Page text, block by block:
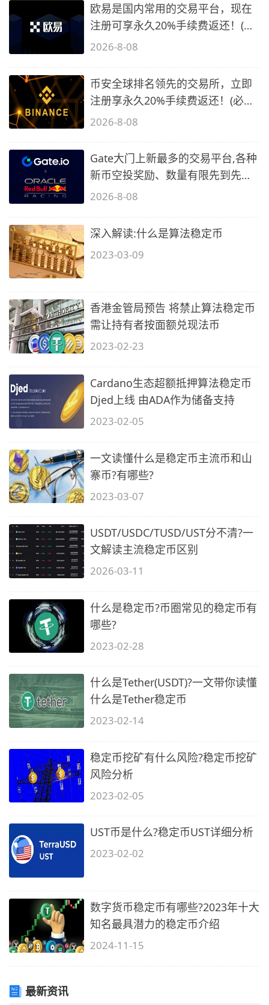
欧易是国内常用的交易平台，现在
注册可享永久20%手续费返还！(必
备1)
2026-8-08
币安全球排名领先的交易所，立即
注册享永久20%手续费返还！(必备
2)
2026-8-08
Gate大门上新最多的交易平台,各种
新币空投奖励、数量有限先到先
得…
2026-8-08
深入解读:什么是算法稳定币
2023-03-09
香港金管局预告 将禁止算法稳定币
需让持有者按面额兑现法币
2023-02-23
Cardano生态超额抵押算法稳定币
Djed上线 由ADA作为储备支持
2023-02-05
一文读懂什么是稳定币主流币和山
寨币?有哪些?
2023-03-07
USDT/USDC/TUSD/UST分不清?一
文解读主流稳定币区别
2026-03-11
什么是稳定币?币圈常见的稳定币有
哪些?
2023-02-28
什么是Tether(USDT)?一文带你读懂
什么是Tether稳定币
2023-02-14
稳定币挖矿有什么风险?稳定币挖矿
风险分析
2023-02-05
UST币是什么?稳定币UST详细分析
2023-02-02
数字货币稳定币有哪些?2023年十大
知名最具潜力的稳定币介绍
2024-11-15
最新资讯